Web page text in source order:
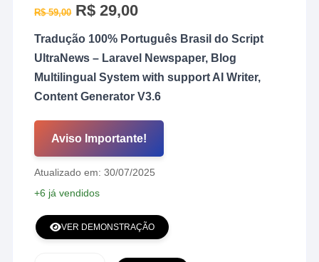
R$59,00 O
preço
era:
R$ 29,00O
é:
Tradução 100% Português Brasil do Script
UltraNews – Laravel Newspaper, Blog
Multilingual System with support AI Writer,
Content Generator V3.6
Aviso Importante!
Atualizado em: 30/07/2025
+6 já vendidos
VER DEMONSTRAÇÃO